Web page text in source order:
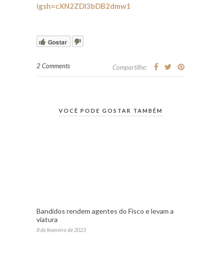
igsh=cXN2ZDI3bDB2dmw1
Gostar
2 Comments Compartilhe:
VOCÊ PODE GOSTAR TAMBÉM
Bandidos rendem agentes do Fisco e levam a
viatura
8 de fevereiro de 2023